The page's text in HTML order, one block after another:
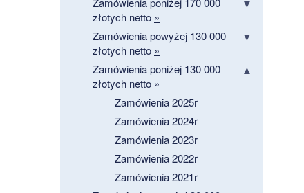
złotych netto »
Zamówienia powyżej 130 000
złotych netto »
Zamówienia poniżej 130 000
złotych netto »
Zamówienia 2025r
Zamówienia 2024r
Zamówienia 2023r
Zamówienia 2022r
Zamówienia 2021r